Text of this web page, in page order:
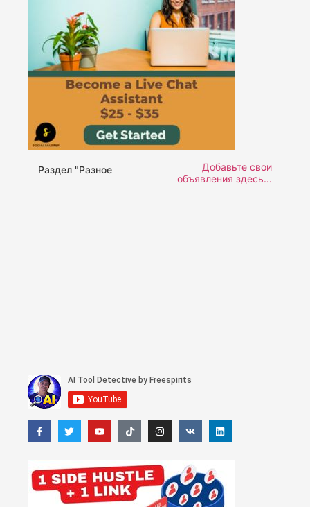
Раздел "Разное
Добавьте свои
объявления здесь...